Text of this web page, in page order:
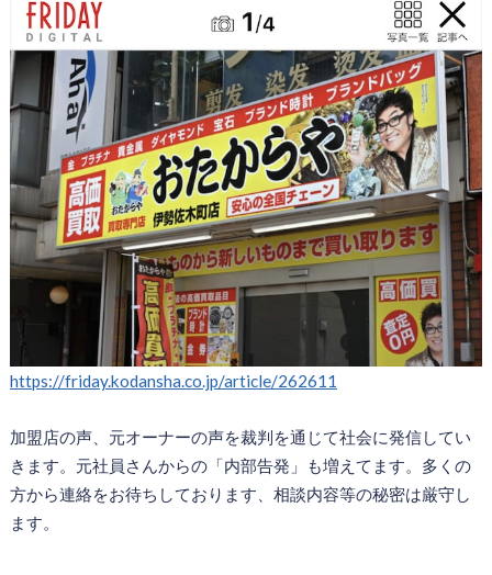
https://friday.kodansha.co.jp/article/262611
加盟店の声、元オーナーの声を裁判を通じて社会に発信してい
きます。元社員さんからの「内部告発」も増えてます。多くの
方から連絡をお待ちしております、相談内容等の秘密は厳守し
ます。